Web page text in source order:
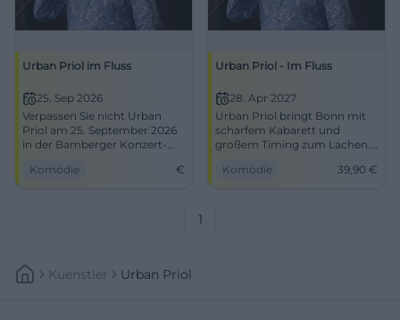
Urban Priol im Fluss
25. Sep 2026
Verpassen Sie nicht Urban
Priol am 25. September 2026
in der Bamberger Konzert-
Abend, der Lachen garantiert!
Komödie €
Urban Priol - Im Fluss
28. Apr 2027
Urban Priol bringt Bonn mit
scharfem Kabarett und
großem Timing zum Lachen.
wartet ein Abend voller
Komödie 39,90 €
1
Kuenstler Urban Priol